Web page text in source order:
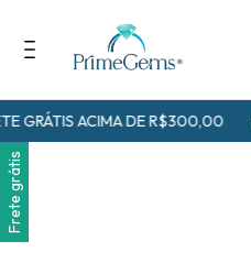
GRÁTIS ACIMA DE R$300,00
Frete grátis